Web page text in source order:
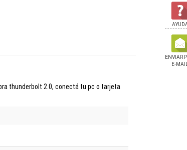
thunderbolt 2.0, conectá tu pc o tarjeta
ENVIAR
E-